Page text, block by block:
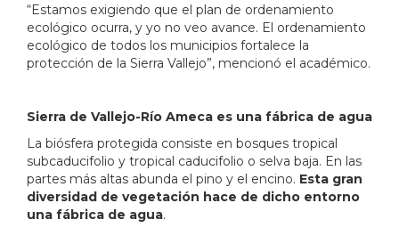
“Estamos exigiendo que el plan de ordenamiento
ecológico ocurra, y yo no veo avance. El ordenamiento
ecológico de todos los municipios fortalece la
protección de la Sierra Vallejo”, mencionó el académico.
Sierra de Vallejo-Río Ameca es una fábrica de agua
La biósfera protegida consiste en bosques tropical
subcaducifolio y tropical caducifolio o selva baja. En las
partes más altas abunda el pino y el encino. Esta gran
diversidad de vegetación hace de dicho entorno
una fábrica de agua.